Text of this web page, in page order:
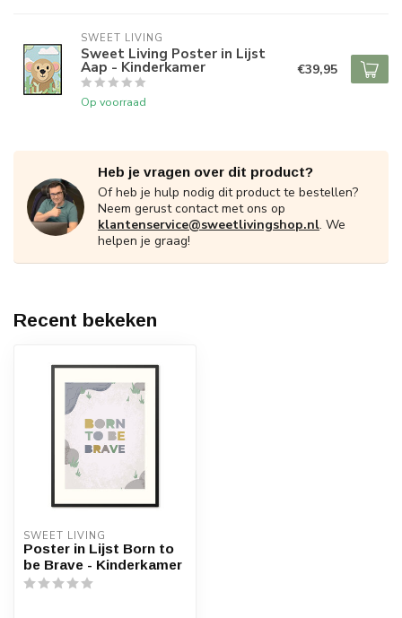
SWEET LIVING
Sweet Living Poster in Lijst
Aap - Kinderkamer
Op voorraad
€39,95
Heb je vragen over dit product?
Of heb je hulp nodig dit product te bestellen?
Neem gerust contact met ons op
klantenservice@sweetlivingshop.nl. We
helpen je graag!
Recent bekeken
SWEET LIVING
Poster in Lijst Born to
be Brave - Kinderkamer